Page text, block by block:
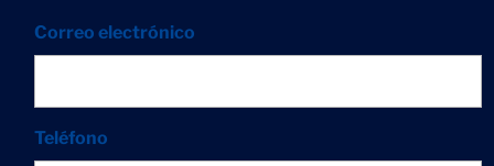
Correo electrónico
Teléfono